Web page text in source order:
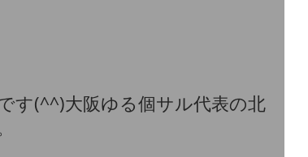
す(^^)大阪ゆる個サル代表の北